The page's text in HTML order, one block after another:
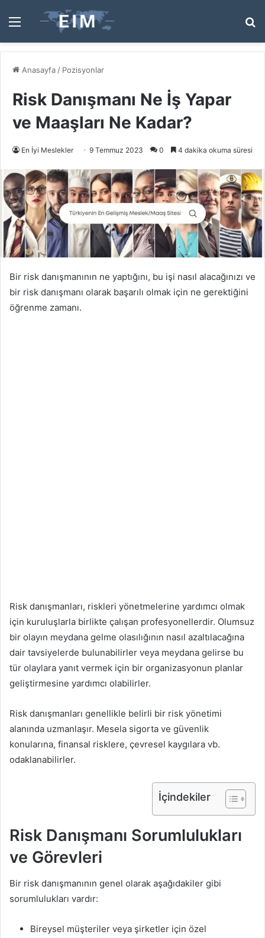
Menü
...
Anasayfa / Pozisyonlar
Risk Danışmanı Ne İş Yapar
ve Maaşları Ne Kadar?
En İyi Meslekler 9 Temmuz 2023 0 4 dakika okuma süresi
Bir risk danışmanının ne yaptığını, bu işi nasıl alacağınızı ve
bir risk danışmanı olarak başarılı olmak için ne gerektiğini
öğrenme zamanı.
Risk danışmanları, riskleri yönetmelerine yardımcı olmak
için kuruluşlarla birlikte çalışan profesyonellerdir. Olumsuz
bir olayın meydana gelme olasılığının nasıl azaltılacağına
dair tavsiyelerde bulunabilirler veya meydana gelirse bu
tür olaylara yanıt vermek için bir organizasyonun planlar
geliştirmesine yardımcı olabilirler.
Risk danışmanları genellikle belirli bir risk yönetimi
alanında uzmanlaşır. Mesela sigorta ve güvenlik
konularına, finansal risklere, çevresel kaygılara vb.
odaklanabilirler.
İçindekiler
Risk Danışmanı Sorumlulukları
ve Görevleri
Bir risk danışmanının genel olarak aşağıdakiler gibi
sorumlulukları vardır:
Bireysel müşteriler veya şirketler için özel